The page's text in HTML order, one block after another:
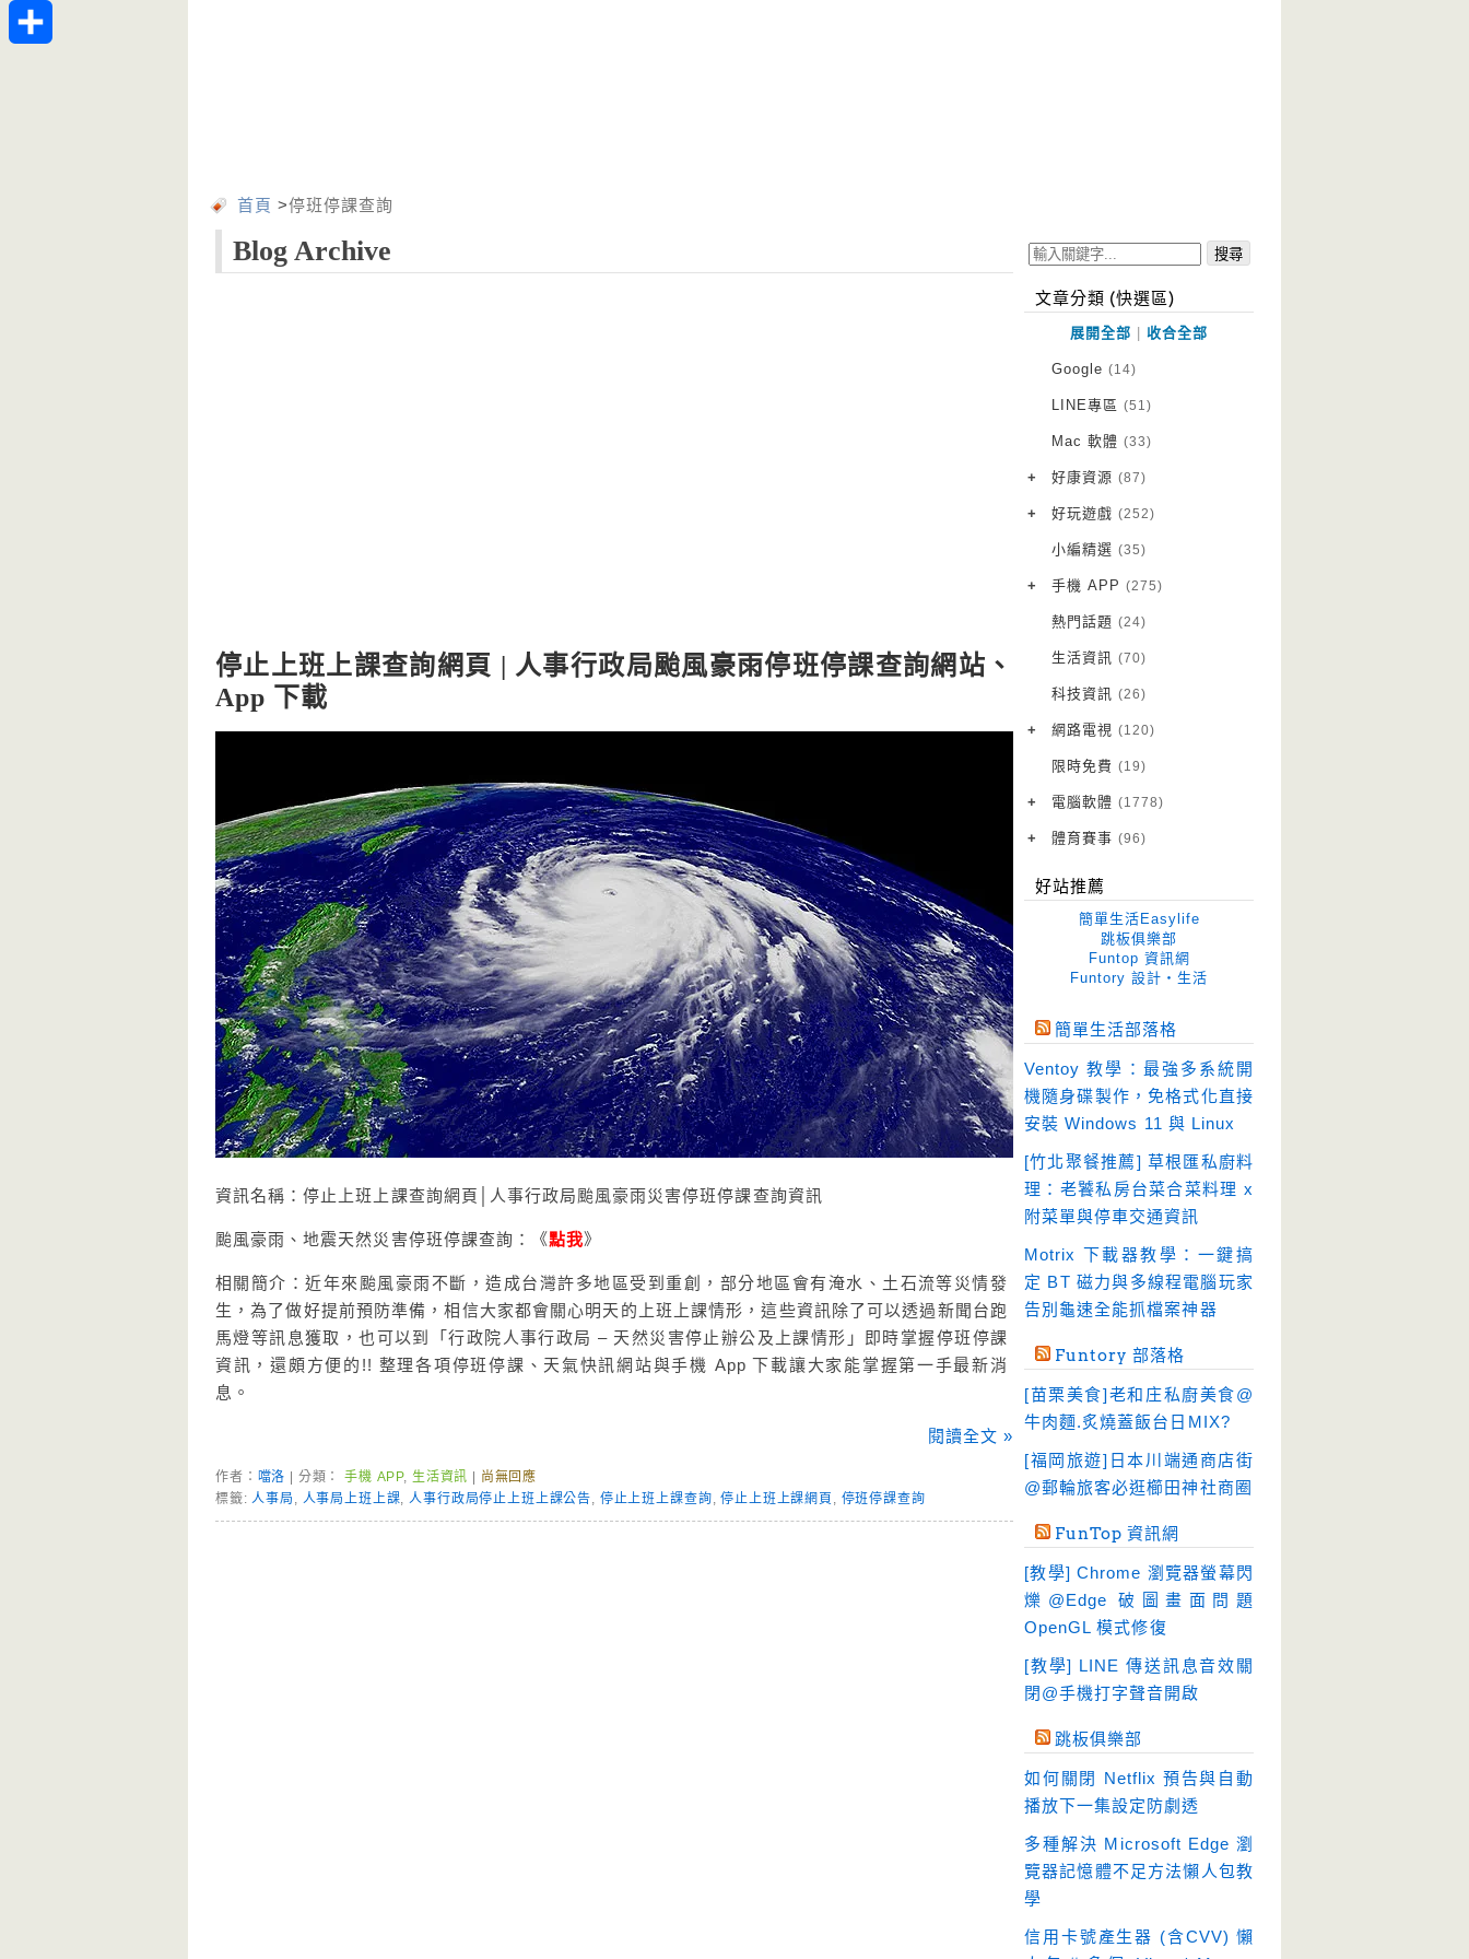
首頁 >停班停課查詢
Blog Archive
停止上班上課查詢網頁 | 人事行政局颱風豪雨停班停課查詢網站、
App 下載
資訊名稱：停止上班上課查詢網頁│人事行政局颱風豪雨災害停班停課查詢資訊
颱風豪雨、地震天然災害停班停課查詢：《點我》
相關簡介：近年來颱風豪雨不斷，造成台灣許多地區受到重創，部分地區會有淹水、土石流等災情發
生，為了做好提前預防準備，相信大家都會關心明天的上班上課情形，這些資訊除了可以透過新聞台跑
馬燈等訊息獲取，也可以到「行政院人事行政局 – 天然災害停止辦公及上課情形」即時掌握停班停課
資訊，還頗方便的!! 整理各項停班停課、天氣快訊網站與手機 App 下載讓大家能掌握第一手最新消
息。
閱讀全文 »
作者： 噹洛 | 分類：手機 APP, 生活資訊
尚無回應
標籤:人事局 , 人事局上班上課,人事行政局停止上班上課公告, 停止上班上課查詢,停止上班上課網頁 , 停班停課查詢
文章分類 (快選區)
展開全部 收合全部
Google (14)
LINE專區 (51)
Mac 軟體 (33)
+ 好康資源 (87)
VPN 翻牆
免費資源
字體下載
網站推薦
+ 好玩遊戲 (252)
Android 遊戲
iOS 遊戲
網頁遊戲
電腦遊戲
小編精選 (35)
+ 手機 APP (275)
Android 軟體
iOS 軟體
Root 相關
越獄JB
熱門話題 (24)
生活資訊 (70)
科技資訊 (26)
+ 網路電視 (120)
電視影集
電視節目
限時免費 (19)
+ 電腦軟體 (1778)
作業系統
優化軟體 (38)
光碟工具 (33)
免安裝 (641)
即時通訊 (23)
壓縮軟體 (9)
安全防護 (55)
影音播放 (51)
影音轉檔 (81)
教育學習 (23)
文書工具 (91)
畫面擷取 (36)
看圖程式 (17)
硬碟工具 (64)
系統工具 (242)
(188)
翻譯軟體 (3)
輸入法 (4)
+ 體育賽事 (96)
好站推薦
簡單生活Easylife
跳板俱樂部
Funtop 資訊網
Funtory 設計‧生活
簡單生活部落格
Ventoy 教學：最強多系統開
機隨身碟製作，免格式化直接
安裝 Windows 11 與 Linux
[竹北聚餐推薦] 草根匯私廚料
理：老饕私房台菜合菜料理 x
附菜單與停車交通資訊
Motrix 下載器教學：一鍵搞
定 BT 磁力與多線程電腦玩家
告別龜速全能抓檔案神器
Funtory 部落格
[苗栗美食]老和庄私廚美食@
牛肉麵.炙燒蓋飯台日MIX?
[福岡旅遊]日本川端通商店街
@郵輪旅客必逛櫛田神社商圈
FunTop 資訊網
[教學] Chrome 瀏覽器螢幕閃
爍@Edge 破圖畫面問題
OpenGL 模式修復
[教學] LINE 傳送訊息音效關
閉@手機打字聲音開啟
跳板俱樂部
如何關閉 Netflix 預告與自動
播放下一集設定防劇透
多種解決 Microsoft Edge 瀏
覽器記憶體不足方法懶人包教
學
信用卡號產生器 (含CVV) 懶
Telegram